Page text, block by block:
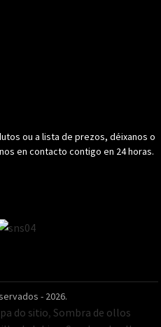
ou a lista de prezos, déixanos o
en contacto contigo en 24 horas.
- 2026.
do sitio, Sombra de ollos